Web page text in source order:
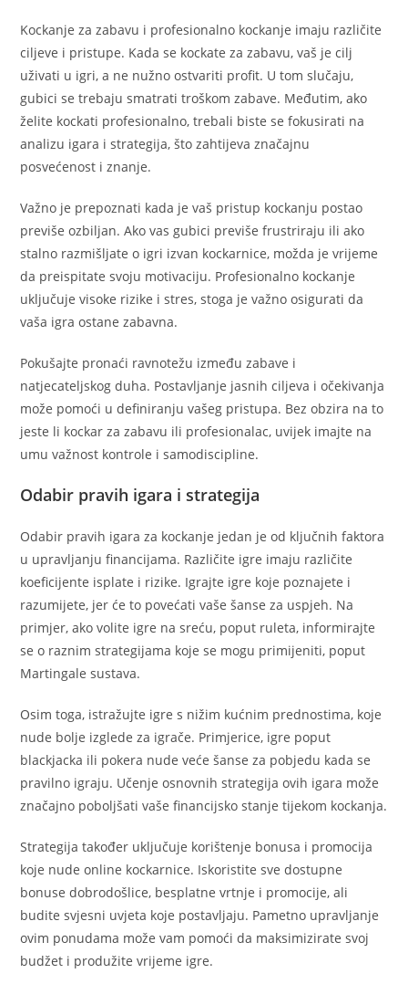
Kockanje za zabavu i profesionalno kockanje imaju različite
ciljeve i pristupe. Kada se kockate za zabavu, vaš je cilj
uživati u igri, a ne nužno ostvariti profit. U tom slučaju,
gubici se trebaju smatrati troškom zabave. Međutim, ako
želite kockati profesionalno, trebali biste se fokusirati na
analizu igara i strategija, što zahtijeva značajnu
posvećenost i znanje.
Važno je prepoznati kada je vaš pristup kockanju postao
previše ozbiljan. Ako vas gubici previše frustriraju ili ako
stalno razmišljate o igri izvan kockarnice, možda je vrijeme
da preispitate svoju motivaciju. Profesionalno kockanje
uključuje visoke rizike i stres, stoga je važno osigurati da
vaša igra ostane zabavna.
Pokušajte pronaći ravnotežu između zabave i
natjecateljskog duha. Postavljanje jasnih ciljeva i očekivanja
može pomoći u definiranju vašeg pristupa. Bez obzira na to
jeste li kockar za zabavu ili profesionalac, uvijek imajte na
umu važnost kontrole i samodiscipline.
Odabir pravih igara i strategija
Odabir pravih igara za kockanje jedan je od ključnih faktora
u upravljanju financijama. Različite igre imaju različite
koeficijente isplate i rizike. Igrajte igre koje poznajete i
razumijete, jer će to povećati vaše šanse za uspjeh. Na
primjer, ako volite igre na sreću, poput ruleta, informirajte
se o raznim strategijama koje se mogu primijeniti, poput
Martingale sustava.
Osim toga, istražujte igre s nižim kućnim prednostima, koje
nude bolje izglede za igrače. Primjerice, igre poput
blackjacka ili pokera nude veće šanse za pobjedu kada se
pravilno igraju. Učenje osnovnih strategija ovih igara može
značajno poboljšati vaše financijsko stanje tijekom kockanja.
Strategija također uključuje korištenje bonusa i promocija
koje nude online kockarnice. Iskoristite sve dostupne
bonuse dobrodošlice, besplatne vrtnje i promocije, ali
budite svjesni uvjeta koje postavljaju. Pametno upravljanje
ovim ponudama može vam pomoći da maksimizirate svoj
budžet i produžite vrijeme igre.